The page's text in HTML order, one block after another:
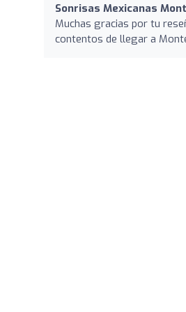
Sonrisas Mexicanas
Muchas gracias por tu
contentos de llegar a